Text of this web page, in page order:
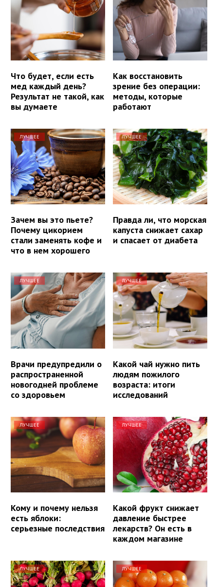
Что будет, если есть
мед каждый день?
Результат не такой, как
вы думаете
Как восстановить
зрение без операции:
методы, которые
работают
ЛУЧШЕЕ
Зачем вы это пьете?
Почему цикорием
стали заменять кофе и
что в нем хорошего
ЛУЧШЕЕ
Правда ли, что морская
капуста снижает сахар
и спасает от диабета
ЛУЧШЕЕ
Врачи предупредили о
распространенной
новогодней проблеме
со здоровьем
ЛУЧШЕЕ
Какой чай нужно пить
людям пожилого
возраста: итоги
исследований
ЛУЧШЕЕ
Кому и почему нельзя
есть яблоки:
серьезные последствия
ЛУЧШЕЕ
Какой фрукт снижает
давление быстрее
лекарств? Он есть в
каждом магазине
ЛУЧШЕЕ ЛУЧШЕЕ